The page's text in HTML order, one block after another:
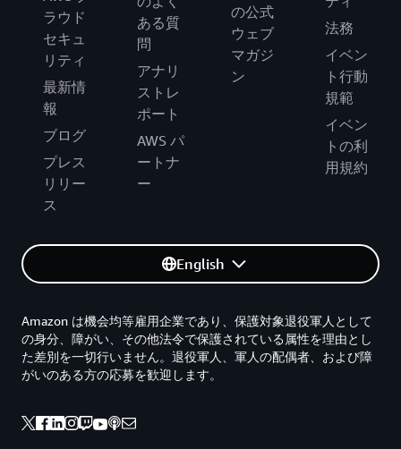
ラウド
セキュ
リティ
最新情
報
ブログ
プレス
リリー
ス
ある質
問
アナリ
ストレ
ポート
AWS パ
ートナ
ー
の公式
ウェブ
マガジ
ン
法務
イベン
ト行動
規範
イベン
トの利
用規約
English
Amazon は機会均等雇用企業であり、保護対象退役軍人として
の身分、障がい、その他法令で保護されている属性を理由とし
た差別を一切行いません。退役軍人、軍人の配偶者、および障
がいのある方の応募を歓迎します。